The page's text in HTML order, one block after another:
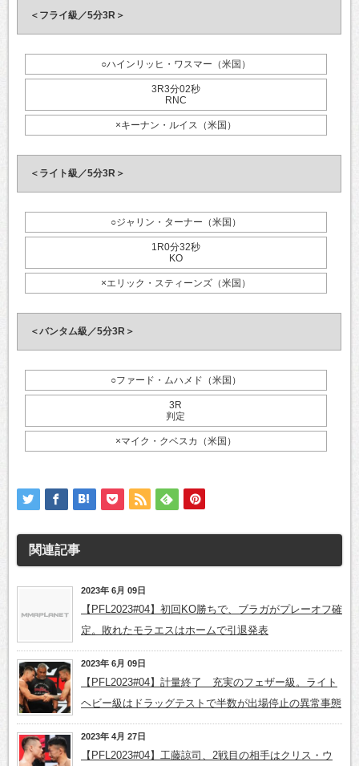
＜フライ級／5分3R＞
○ハインリッヒ・ワスマー（米国）
3R3分02秒
RNC
×キーナン・ルイス（米国）
＜ライト級／5分3R＞
○ジャリン・ターナー（米国）
1R0分32秒
KO
×エリック・スティーンズ（米国）
＜バンタム級／5分3R＞
○ファード・ムハメド（米国）
3R
判定
×マイク・クベスカ（米国）
関連記事
2023年 6月 09日
【PFL2023#04】初回KO勝ちで、ブラガがプレーオフ確
定。敗れたモラエスはホームで引退発表
2023年 6月 09日
【PFL2023#04】計量終了 充実のフェザー級。ライト
ヘビー級はドラッグテストで半数が出場停止の異常事態
2023年 4月 27日
【PFL2023#04】工藤諒司、2戦目の相手はクリス・ウ